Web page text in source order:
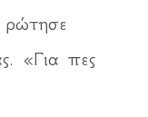
«Για πες